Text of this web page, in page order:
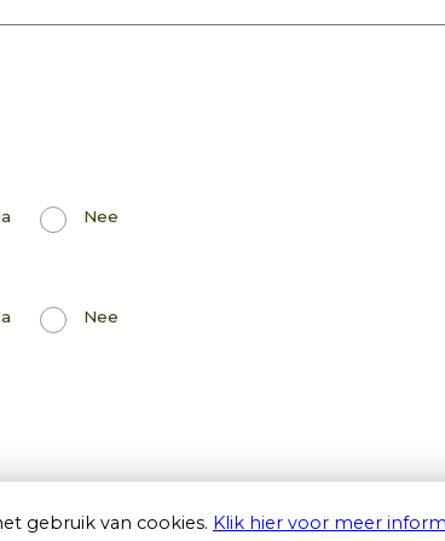
gebruik van cookies. Klik hier voor meer
Nee
Nee